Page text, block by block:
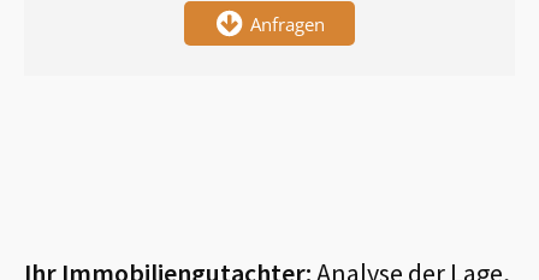
Anfragen
Ihr Immobiliengutachter:Analyse der Lage,